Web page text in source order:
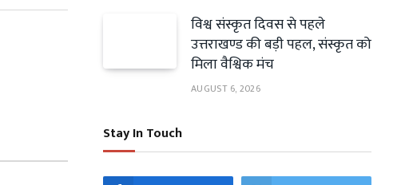
विश्व संस्कृत दिवस से पहले
उत्तराखण्ड की बड़ी पहल, संस्कृत को
मिला वैश्विक मंच
AUGUST 6, 2026
Stay In Touch